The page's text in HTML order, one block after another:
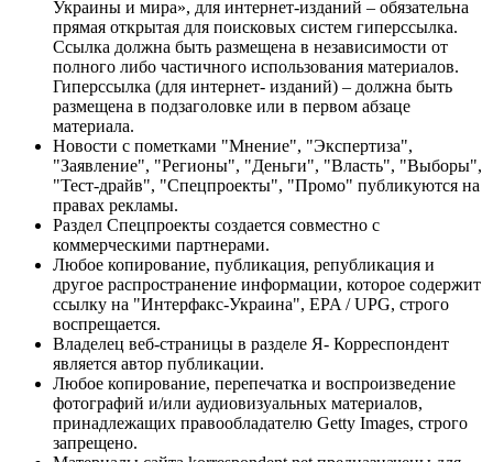
Украины и мира», для интернет-изданий – обязательна
прямая открытая для поисковых систем гиперссылка.
Ссылка должна быть размещена в независимости от
полного либо частичного использования материалов.
Гиперссылка (для интернет- изданий) – должна быть
размещена в подзаголовке или в первом абзаце
материала.
Новости с пометками "Мнение", "Экспертиза",
"Заявление", "Регионы", "Деньги", "Власть", "Выборы",
"Тест-драйв", "Спецпроекты", "Промо" публикуются на
правах рекламы.
Раздел Спецпроекты создается совместно с
коммерческими партнерами.
Любое копирование, публикация, републикация и
другое распространение информации, которое содержит
ссылку на "Интерфакс-Украина", EPA / UPG, строго
воспрещается.
Владелец веб-страницы в разделе Я- Корреспондент
является автор публикации.
Любое копирование, перепечатка и воспроизведение
фотографий и/или аудиовизуальных материалов,
принадлежащих правообладателю Getty Images, строго
запрещено.